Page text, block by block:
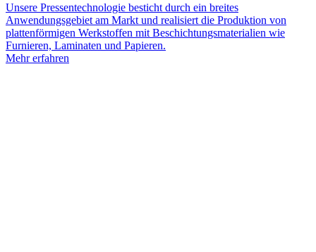
Unsere Pressentechnologie besticht durch ein breites
Anwendungsgebiet am Markt und realisiert die Produktion von
plattenförmigen Werkstoffen mit Beschichtungsmaterialien wie
Furnieren, Laminaten und Papieren.
Mehr erfahren